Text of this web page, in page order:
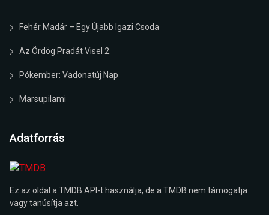
Fehér Madár – Egy Újabb Igazi Csoda
Az Ördög Pradát Visel 2.
Pókember: Vadonatúj Nap
Marsupilami
Adatforrás
Ez az oldal a TMDB API-t használja, de a TMDB nem támogatja
vagy tanúsítja azt.